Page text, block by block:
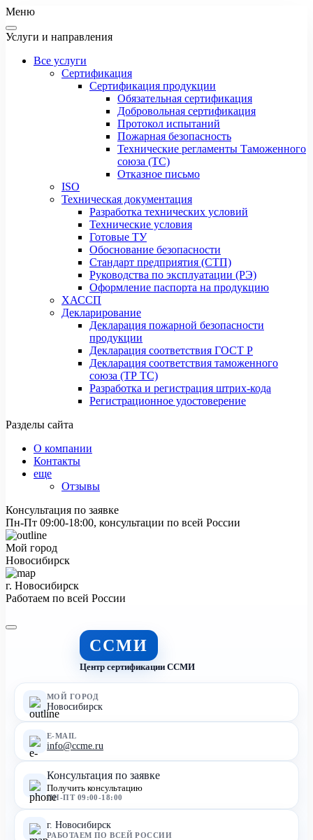
Меню
Услуги и направления
Все услуги
Сертификация
Сертификация продукции
Обязательная сертификация
Добровольная сертификация
Протокол испытаний
Пожарная безопасность
Технические регламенты Таможенного
союза (ТС)
Отказное письмо
ISO
Техническая документация
Разработка технических условий
Технические условия
Готовые ТУ
Обоснование безопасности
Стандарт предприятия (СТП)
Руководства по эксплуатации (РЭ)
Оформление паспорта на продукцию
ХАССП
Декларирование
Декларация пожарной безопасности
продукции
Декларация соответствия ГОСТ Р
Декларация соответствия таможенного
союза (ТР ТС)
Разработка и регистрация штрих-кода
Регистрационное удостоверение
Разделы сайта
О компании
Контакты
еще
Отзывы
Консультация по заявке
Пн-Пт 09:00-18:00, консультации по всей России
Мой город
Новосибирск
г. Новосибирск
Работаем по всей России
ССМИ
Центр сертификации ССМИ
МОЙ ГОРОД
Новосибирск
E-MAIL
info@ccme.ru
Консультация по заявке
Получить консультацию
ПН-ПТ 09:00-18:00
г. Новосибирск
РАБОТАЕМ ПО ВСЕЙ РОССИИ